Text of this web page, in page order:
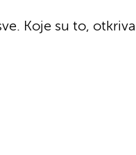
Koje su to,